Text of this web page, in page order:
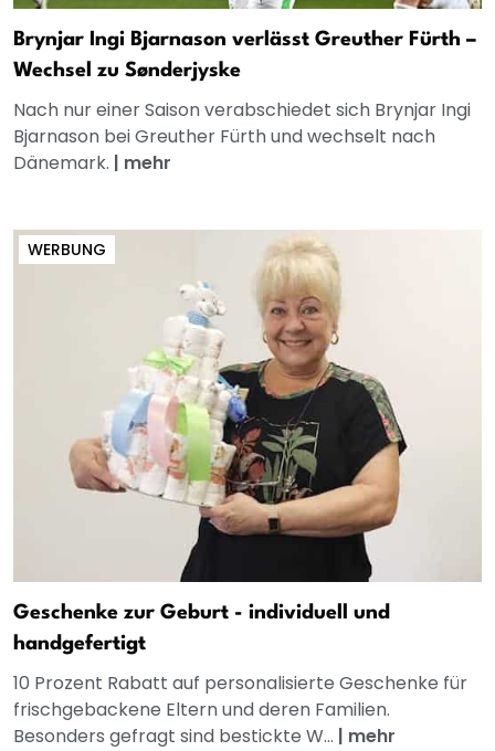
Brynjar Ingi Bjarnason verlässt Greuther Fürth –
Wechsel zu Sønderjyske
Nach nur einer Saison verabschiedet sich Brynjar Ingi
Bjarnason bei Greuther Fürth und wechselt nach
Dänemark. | mehr
WERBUNG
Geschenke zur Geburt - individuell und
handgefertigt
10 Prozent Rabatt auf personalisierte Geschenke für
frischgebackene Eltern und deren Familien.
Besonders gefragt sind bestickte W... | mehr